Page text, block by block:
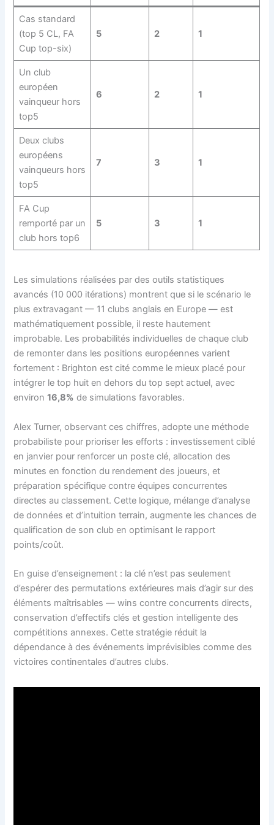
Cas standard
(top 5 CL, FA
Cup top-six)
5 2 1
Un club
européen
vainqueur hors
top5
6 2 1
Deux clubs
européens
vainqueurs hors
top5
7 3 1
FA Cup
remporté par un
club hors top6
5 3 1
Les simulations réalisées par des outils statistiques
avancés (10 000 itérations) montrent que si le scénario le
plus extravagant — 11 clubs anglais en Europe — est
mathématiquement possible, il reste hautement
improbable. Les probabilités individuelles de chaque club
de remonter dans les positions européennes varient
fortement : Brighton est cité comme le mieux placé pour
intégrer le top huit en dehors du top sept actuel, avec
environ16,8% de simulations favorables.
Alex Turner, observant ces chiffres, adopte une méthode
probabiliste pour prioriser les efforts : investissement ciblé
en janvier pour renforcer un poste clé, allocation des
minutes en fonction du rendement des joueurs, et
préparation spécifique contre équipes concurrentes
directes au classement. Cette logique, mélange d’analyse
de données et d’intuition terrain, augmente les chances de
qualification de son club en optimisant le rapport
points/coût.
En guise d’enseignement : la clé n’est pas seulement
d’espérer des permutations extérieures mais d’agir sur des
éléments maîtrisables — wins contre concurrents directs,
conservation d’effectifs clés et gestion intelligente des
compétitions annexes. Cette stratégie réduit la
dépendance à des événements imprévisibles comme des
victoires continentales d’autres clubs.